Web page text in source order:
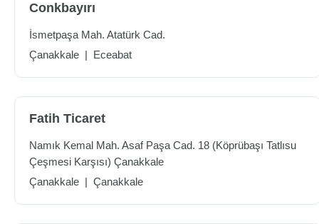
Conkbayırı
İsmetpaşa Mah. Atatürk Cad.
Çanakkale | Eceabat
Fatih Ticaret
Namık Kemal Mah. Asaf Paşa Cad. 18 (Köprübaşı Tatlısu
Çeşmesi Karşısı) Çanakkale
Çanakkale | Çanakkale